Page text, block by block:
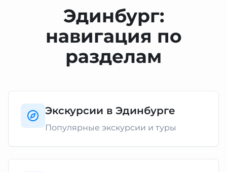
Эдинбург:
навигация по
разделам
Экскурсии в Эдинбурге
Популярные экскурсии и туры